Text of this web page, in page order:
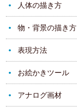
人体の描き方
物・背景の描き方
表現方法
お絵かきツール
アナログ画材